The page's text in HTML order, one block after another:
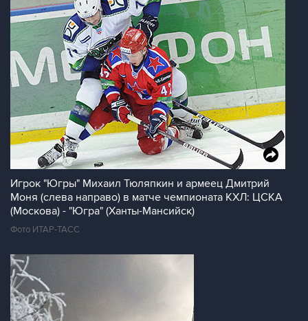
Игрок "Югры" Михаил Тюляпкин и армеец Дмитрий
Моня (слева направо) в матче чемпионата КХЛ: ЦСКА
(Москова) - "Югра" (Ханты-Мансийск)
Фото ИТАР-ТАСС